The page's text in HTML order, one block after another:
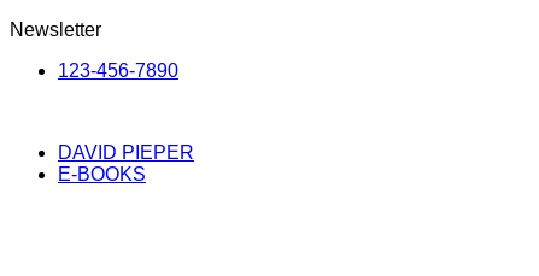
Newsletter
123-456-7890
DAVID PIEPER
E-BOOKS